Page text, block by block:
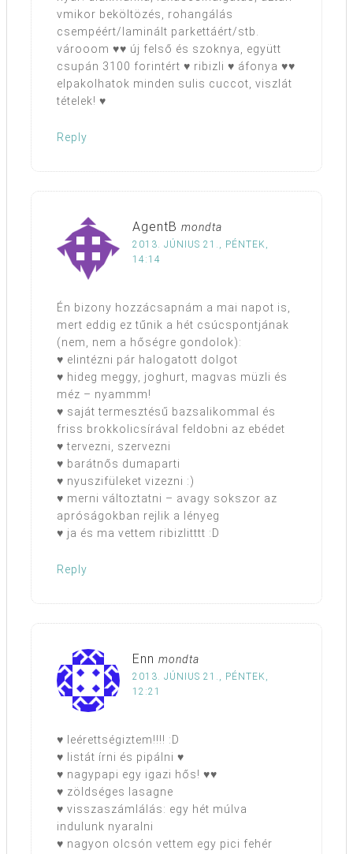
vmikor beköltözés, rohangálás
csempéért/laminált parkettáért/stb.
várooom ♥♥ új felső és szoknya, együtt
csupán 3100 forintért ♥ ribizli ♥ áfonya ♥♥
elpakolhatok minden sulis cuccot, viszlát
tételek! ♥
Reply
AgentB mondta
2013. JÚNIUS 21., PÉNTEK,
14:14
Én bizony hozzácsapnám a mai napot is,
mert eddig ez tűnik a hét csúcspontjának
(nem, nem a hőségre gondolok):
♥ elintézni pár halogatott dolgot
♥ hideg meggy, joghurt, magvas müzli és
méz – nyammm!
♥ saját termesztésű bazsalikommal és
friss brokkolicsírával feldobni az ebédet
♥ tervezni, szervezni
♥ barátnős dumaparti
♥ nyuszifüleket vizezni :)
♥ merni változtatni – avagy sokszor az
apróságokban rejlik a lényeg
♥ ja és ma vettem ribizlitttt :D
Reply
Enn mondta
2013. JÚNIUS 21., PÉNTEK,
12:21
♥ leérettségiztem!!!! :D
♥ listát írni és pipálni ♥
♥ nagypapi egy igazi hős! ♥♥
♥ zöldséges lasagne
♥ visszaszámlálás: egy hét múlva
indulunk nyaralni
♥ nagyon olcsón vettem egy pici fehér